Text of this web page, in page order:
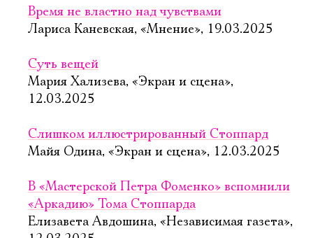
Время не властно над чувствами
Лариса Каневская, «Мнение», 19.03.2025
Суть вещей
Мария Хализева, «Экран и сцена»,
12.03.2025
Слишком иллюстрированный Стоппард
Майя Одина, «Экран и сцена», 12.03.2025
В «Мастерской Петра Фоменко» вспомнили
«Аркадию» Тома Стоппарда
Елизавета Авдошина, «Независимая газета»,